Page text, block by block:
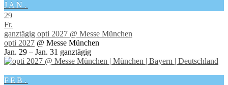
JAN.
29
Fr.
ganztägig opti 2027 @ Messe München
opti 2027 @ Messe München
Jan. 29 – Jan. 31 ganztägig
FEB.